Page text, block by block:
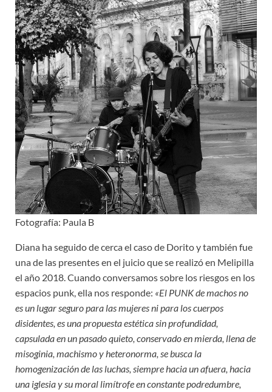
Fotografía: Paula B
Diana ha seguido de cerca el caso de Dorito y también fue
una de las presentes en el juicio que se realizó en Melipilla
el año 2018. Cuando conversamos sobre los riesgos en los
espacios punk, ella nos responde: «El PUNK de machos no
es un lugar seguro para las mujeres ni para los cuerpos
disidentes, es una propuesta estética sin profundidad,
capsulada en un pasado quieto, conservado en mierda, llena de
misoginia, machismo y heteronorma, se busca la
homogenización de las luchas, siempre hacia un afuera, hacia
una iglesia y su moral limítrofe en constante podredumbre,